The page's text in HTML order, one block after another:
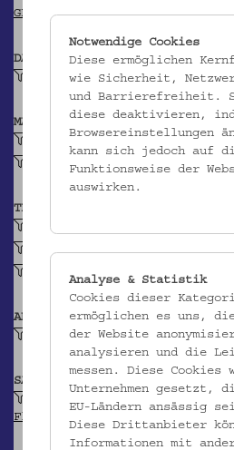
GEONAMES
DATIERUNG
1914-1915
MATERIAL
Baumwollgarn
TECHNIK
Flachstich
ABBILDUNG
Geometrisches Motiv
SAMMLUNG
Flüchtlinge im Ersten Weltkrieg
Notwendige Cookies
Diese ermöglichen
wie Sicherheit,
und Barrierefreiheit.
diese deaktivieren,
Browsereinstellungen
kann sich jedoch auf
Funktionsweise der
auswirken.
Analyse & Statistik
Cookies dieser
ermöglichen es uns,
der Website
analysieren und die
messen. Diese Cookies
Unternehmen gesetzt,
EU-Ländern ansässig
Diese Drittanbieter
Informationen mit